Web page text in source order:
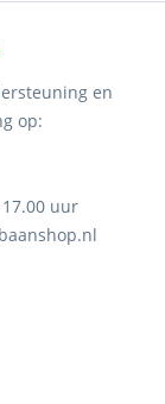
en
op:
uur